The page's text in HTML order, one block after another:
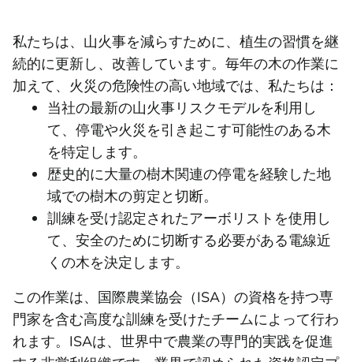
私たちは、山火事を減らすために、植生の習慣を継
続的に更新し、改善しています。毎年の木の作業に
加えて、火災の危険性の高い地域では、私たちは：
当社の最新の山火事リスクモデルを利用し
て、停電や火災を引き起こす可能性のある木
を特定します。
歴史的に大量の樹木関連の停電を経験した地
域での樹木の剪定と切断。
訓練を受け認定されたアーボリストを使用し
て、安全のために切断する必要がある電線近
くの木を決定します。
この作業は、国際農業協会（ISA）の資格を持つ専
門家を含む高度な訓練を受けたチームによって行わ
れます。ISAは、世界中で農業の専門的実践を促進